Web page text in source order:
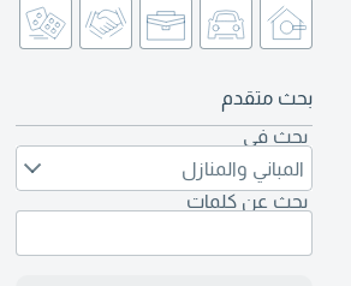
بحث متقدم
بحث في
المباني والمنازل
بحث عن كلمات